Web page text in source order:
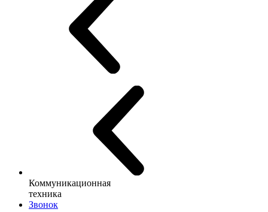
Коммуникационная
техника
Звонок